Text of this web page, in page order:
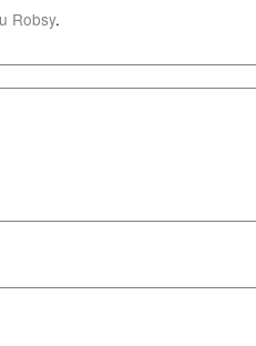
Robsy.